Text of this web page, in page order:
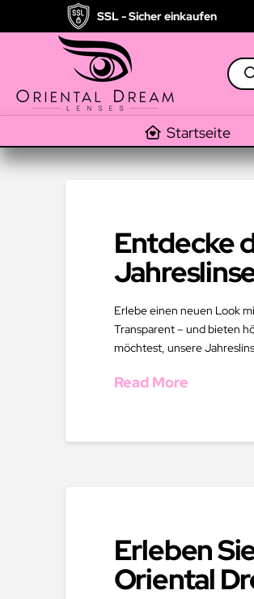
SSL - Sicher einkaufen
Startseite
Entdecke
Erlebe einen neuen Look
Transparent – und bieten
möchtest, unsere
Read More
Erleben
Oriental